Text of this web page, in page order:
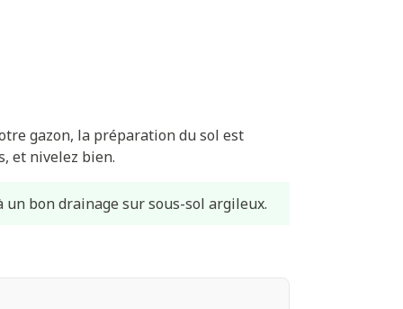
gazon, la préparation du sol est
et nivelez bien.
bon drainage sur sous-sol argileux.